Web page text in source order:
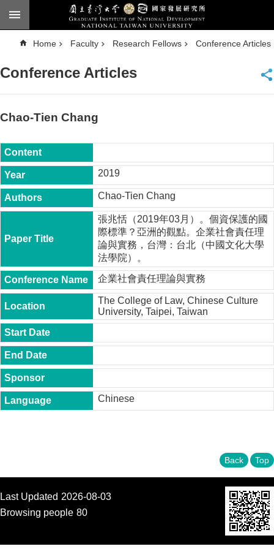
Skip to main content
n
c
d
e
a
h
National
Taiwan
University
Chinese
a
l
t
y
h
.
D
.
P
r
o
g
r
A
P
r
r
Home Faculty Research Fellows Conference Articles
Conference Articles
Chao-Tien Chang
2019
Chao-Tien Chang
張兆恬（2019年03月）。個資保護的國
際標準？亞洲的觀點。企業社會責任理
論與實務，台灣：台北（中國文化大學
法學院）。
企業社會責任理論與實務
The College of Law, Chinese Culture
University, Taipei, Taiwan
Chinese
Back Top
Last Updated 2026-08-03
Browsing people 80